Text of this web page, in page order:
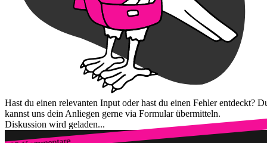
Hast du einen relevanten Input oder hast du einen Fehler entdeckt?
kannst uns dein Anliegen gerne via Formular übermitteln.
Diskussion wird geladen...